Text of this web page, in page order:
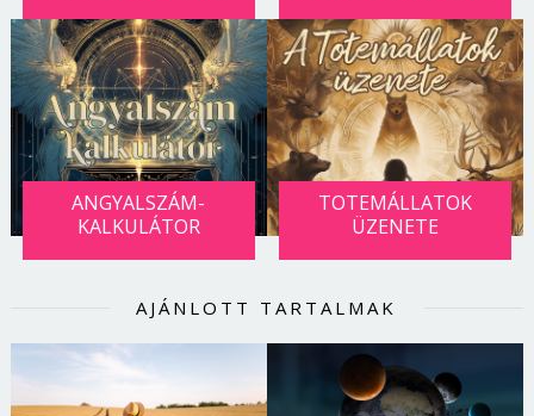
ANGYALSZÁM-
KALKULÁTOR
TOTEMÁLLATOK
ÜZENETE
AJÁNLOTT TARTALMAK